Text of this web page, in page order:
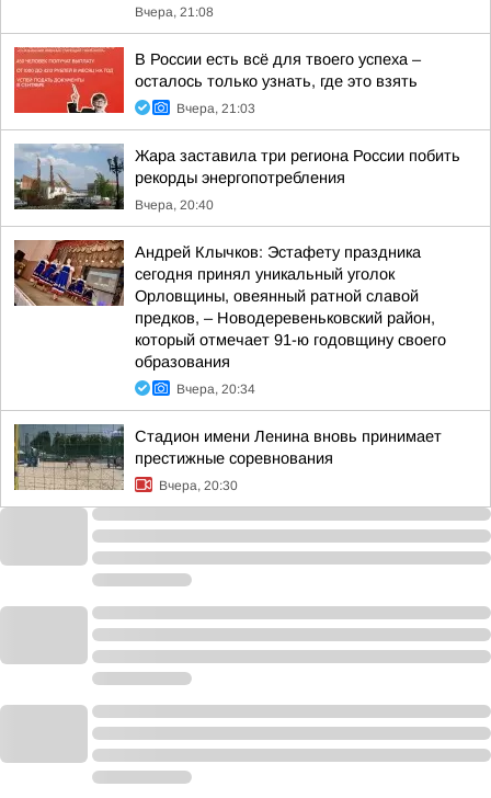
Вчера, 21:08
В России есть всё для твоего успеха –
осталось только узнать, где это взять
Вчера, 21:03
Жара заставила три региона России побить
рекорды энергопотребления
Вчера, 20:40
Андрей Клычков: Эстафету праздника
сегодня принял уникальный уголок
Орловщины, овеянный ратной славой
предков, – Новодеревеньковский район,
который отмечает 91-ю годовщину своего
образования
Вчера, 20:34
Стадион имени Ленина вновь принимает
престижные соревнования
Вчера, 20:30